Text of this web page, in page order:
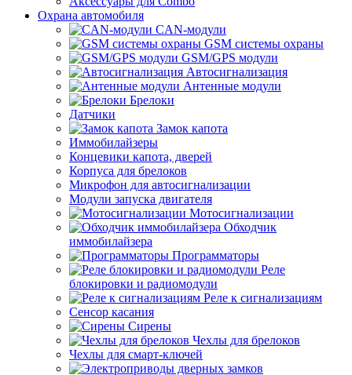
Охрана автомобиля
CAN-модули
GSM системы охраны
GSM/GPS модули
Автосигнализация
Антенные модули
Брелоки
Датчики
Замок капота
Иммобилайзеры
Концевики капота, дверей
Корпуса для брелоков
Микрофон для автосигнализации
Модули запуска двигателя
Мотосигнализации
Обходчик
иммобилайзера
Программаторы
Реле
блокировки и радиомодули
Реле к сигнализациям
Сенсор касания
Сирены
Чехлы для брелоков
Чехлы для смарт-ключей